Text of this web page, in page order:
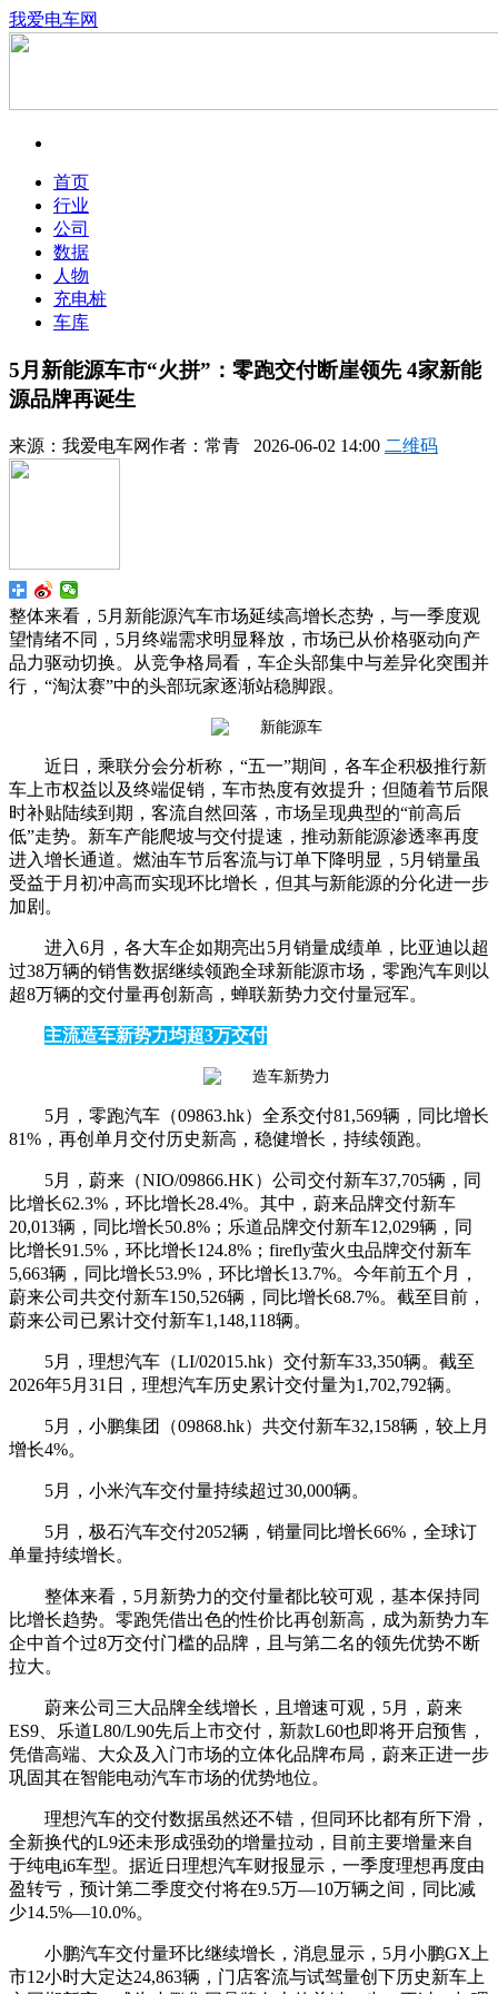
我爱电车网
首页
行业
公司
数据
人物
充电桩
车库
5月新能源车市“火拼”：零跑交付断崖领先 4家新能
源品牌再诞生
来源： 我爱电车网作者： 常青 2026-06-02 14:00 二维码
整体来看，5月新能源汽车市场延续高增长态势，与一季度观
望情绪不同，5月终端需求明显释放，市场已从价格驱动向产
品力驱动切换。从竞争格局看，车企头部集中与差异化突围并
行，“淘汰赛”中的头部玩家逐渐站稳脚跟。
近日，乘联分会分析称，“五一”期间，各车企积极推行新
车上市权益以及终端促销，车市热度有效提升；但随着节后限
时补贴陆续到期，客流自然回落，市场呈现典型的“前高后
低”走势。新车产能爬坡与交付提速，推动新能源渗透率再度
进入增长通道。燃油车节后客流与订单下降明显，5月销量虽
受益于月初冲高而实现环比增长，但其与新能源的分化进一步
加剧。
进入6月，各大车企如期亮出5月销量成绩单，比亚迪以超
过38万辆的销售数据继续领跑全球新能源市场，零跑汽车则以
超8万辆的交付量再创新高，蝉联新势力交付量冠军。
主流造车新势力均超3万交付
5月，零跑汽车（09863.hk）全系交付81,569辆，同比增长
81%，再创单月交付历史新高，稳健增长，持续领跑。
5月，蔚来（NIO/09866.HK）公司交付新车37,705辆，同
比增长62.3%，环比增长28.4%。其中，蔚来品牌交付新车
20,013辆，同比增长50.8%；乐道品牌交付新车12,029辆，同
比增长91.5%，环比增长124.8%；firefly萤火虫品牌交付新车
5,663辆，同比增长53.9%，环比增长13.7%。今年前五个月，
蔚来公司共交付新车150,526辆，同比增长68.7%。截至目前，
蔚来公司已累计交付新车1,148,118辆。
5月，理想汽车（LI/02015.hk）交付新车33,350辆。截至
2026年5月31日，理想汽车历史累计交付量为1,702,792辆。
5月，小鹏集团（09868.hk）共交付新车32,158辆，较上月
增长4%。
5月，小米汽车交付量持续超过30,000辆。
5月，极石汽车交付2052辆，销量同比增长66%，全球订
单量持续增长。
整体来看，5月新势力的交付量都比较可观，基本保持同
比增长趋势。零跑凭借出色的性价比再创新高，成为新势力车
企中首个过8万交付门槛的品牌，且与第二名的领先优势不断
拉大。
蔚来公司三大品牌全线增长，且增速可观，5月，蔚来
ES9、乐道L80/L90先后上市交付，新款L60也即将开启预售，
凭借高端、大众及入门市场的立体化品牌布局，蔚来正进一步
巩固其在智能电动汽车市场的优势地位。
理想汽车的交付数据虽然还不错，但同环比都有所下滑，
全新换代的L9还未形成强劲的增量拉动，目前主要增量来自
于纯电i6车型。据近日理想汽车财报显示，一季度理想再度由
盈转亏，预计第二季度交付将在9.5万—10万辆之间，同比减
少14.5%—10.0%。
小鹏汽车交付量环比继续增长，消息显示，5月小鹏GX上
市12小时大定达24,863辆，门店客流与试驾量创下历史新车上